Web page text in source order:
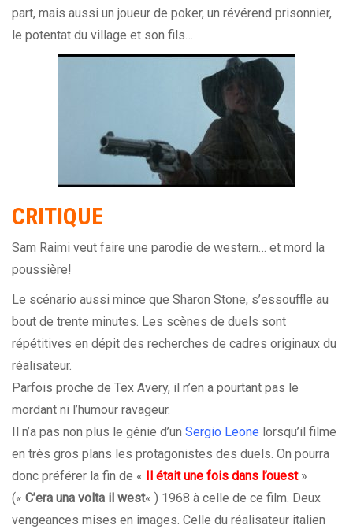
part, mais aussi un joueur de poker, un révérend prisonnier,
le potentat du village et son fils…
CRITIQUE
Sam Raimi veut faire une parodie de western… et mord la
poussière!
Le scénario aussi mince que Sharon Stone, s’essouffle au
bout de trente minutes. Les scènes de duels sont
répétitives en dépit des recherches de cadres originaux du
réalisateur.
Parfois proche de Tex Avery, il n’en a pourtant pas le
mordant ni l’humour ravageur.
Il n’a pas non plus le génie d’un Sergio Leone lorsqu’il filme
en très gros plans les protagonistes des duels. On pourra
donc préférer la fin de «
Il était une fois dans l’ouest»
(« C’era una volta il west« ) 1968 à celle de ce film. Deux
vengeances mises en images. Celle du réalisateur italien